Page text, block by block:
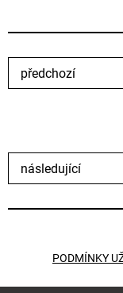
předchozí
následující
PODMÍNKY